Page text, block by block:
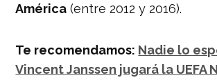
América (entre 2012 y 2016).
Te recomendamos: Nadie lo
Vincent Janssen jugará la UEFA